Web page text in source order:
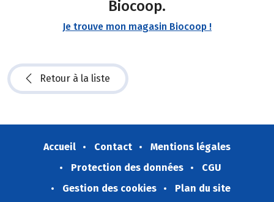
Biocoop.
Je trouve mon magasin Biocoop !
Retour à la liste
Accueil Contact
Mentions légales
Protection des données
CGU
Gestion des cookies
Plan du site